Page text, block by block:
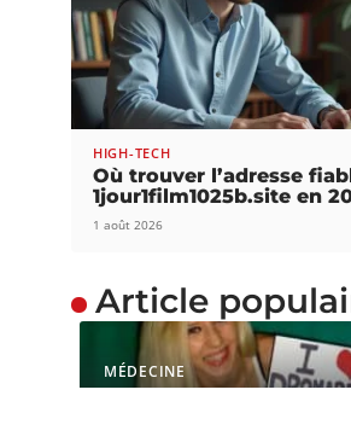
HIGH-TECH
Où trouver l’adresse
1jour1film1025b.site en
1 août 2026
Article
MÉDECINE